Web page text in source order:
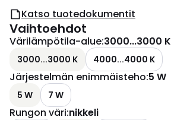
Katso tuotedokumentit
Vaihtoehdot
Värilämpötila-alue:3000...3000 K
3000...3000 K 4000...4000 K
Järjestelmän enimmäisteho:5 W
5 W 7 W
Rungon väri:nikkeli